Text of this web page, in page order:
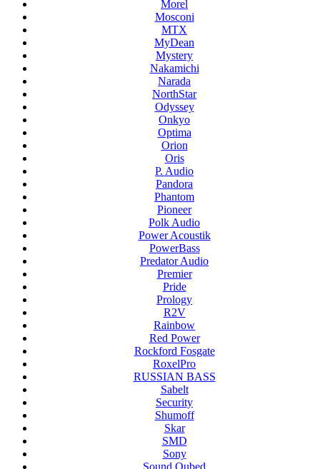
Morel
Mosconi
MTX
MyDean
Mystery
Nakamichi
Narada
NorthStar
Odyssey
Onkyo
Optima
Orion
Oris
P. Audio
Pandora
Phantom
Pioneer
Polk Audio
Power Acoustik
PowerBass
Predator Audio
Premier
Pride
Prology
R2V
Rainbow
Red Power
Rockford Fosgate
RoxelPro
RUSSIAN BASS
Sabelt
Security
Shumoff
Skar
SMD
Sony